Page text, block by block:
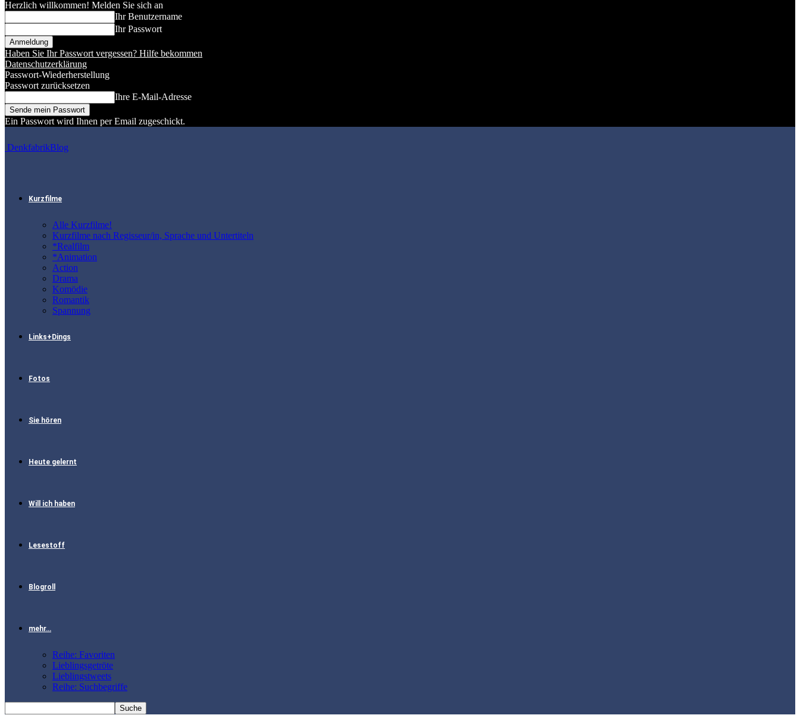
Herzlich willkommen! Melden Sie sich an
Ihr Benutzername
Ihr Passwort
Haben Sie Ihr Passwort vergessen? Hilfe bekommen
Datenschutzerklärung
Passwort-Wiederherstellung
Passwort zurücksetzen
Ihre E-Mail-Adresse
Ein Passwort wird Ihnen per Email zugeschickt.
DenkfabrikBlog
Kurzfilme
Alle Kurzfilme!
Kurzfilme nach Regisseur/in, Sprache und Untertiteln
*Realfilm
*Animation
Action
Drama
Komödie
Romantik
Spannung
Links+Dings
Fotos
Sie hören
Heute gelernt
Will ich haben
Lesestoff
Blogroll
mehr…
Reihe: Favoriten
Lieblingsgetröte
Lieblingstweets
Reihe: Suchbegriffe